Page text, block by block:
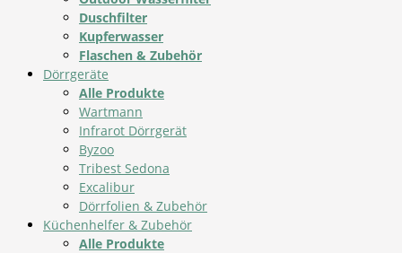
Duschfilter
Kupferwasser
Flaschen & Zubehör
Dörrgeräte
Alle Produkte
Wartmann
Infrarot Dörrgerät
Byzoo
Tribest Sedona
Excalibur
Dörrfolien & Zubehör
Küchenhelfer & Zubehör
Alle Produkte